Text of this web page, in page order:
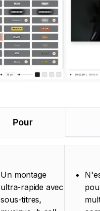
Pour
Un montage
ultra-rapide avec
sous-titres,